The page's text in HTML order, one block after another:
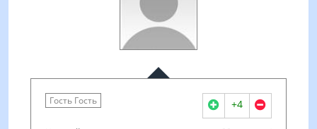
Гость Гость +4